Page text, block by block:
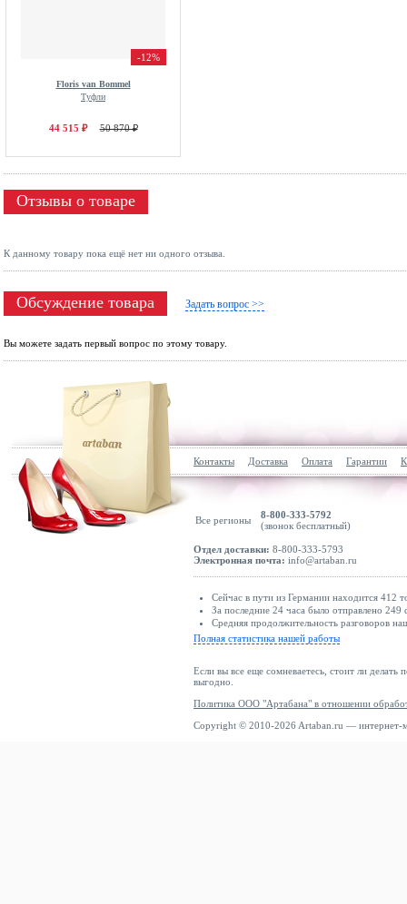
-12%
Floris van Bommel
Туфли
44 515 ₽ 50 870 ₽
Отзывы о товаре
К данному товару пока ещё нет ни одного отзыва.
Обсуждение товара Задать вопрос >>
Вы можете задать первый вопрос по этому товару.
Контакты Доставка Оплата Гарантии
Все регионы
8-800-333-5792
(звонок бесплатный)
Отдел доставки: 8-800-333-5793
Электронная почта: info@artaban.ru
Сейчас в пути из Германии находится 412
За последние 24 часа было отправлено
Средняя продолжительность разговоров
Полная статистика нашей работы
Если вы все еще сомневаетесь, стоит ли делать
выгодно.
Политика ООО "Артабана" в отношении
Copyright © 2010-2026 Artaban.ru — интернет-